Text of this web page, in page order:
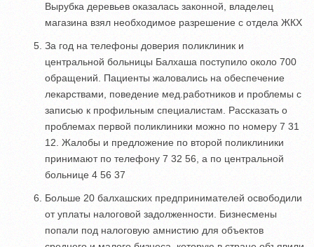
Вырубка деревьев оказалась законной, владелец
магазина взял необходимое разрешение с отдела ЖКХ
За год на телефоны доверия поликлиник и
центральной больницы Балхаша поступило около 700
обращений. Пациенты жаловались на обеспечение
лекарствами, поведение мед.работников и проблемы с
записью к профильным специалистам. Рассказать о
проблемах первой поликлиники можно по номеру 7 31
12. Жалобы и предложение по второй поликлиники
принимают по телефону 7 32 56, а по центральной
больнице 4 56 37
Больше 20 балхашских предпринимателей освободили
от уплаты налоговой задолженности. Бизнесмены
попали под налоговую амнистию для объектов